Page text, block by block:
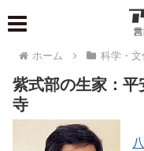
ホーム 科学・文
紫式部の生家：平
寺